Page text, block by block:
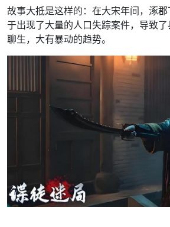
故事大抵是这样的：在大宋年间，涿
于出现了大量的人口失踪案件，导致
聊生，大有暴动的趋势。